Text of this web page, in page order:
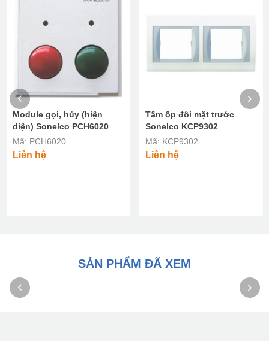
Module gọi, hủy (hiện
diện) Sonelco PCH6020
Mã: PCH6020
Liên hệ
Tấm ốp đôi mặt trước
Sonelco KCP9302
Mã: KCP9302
Liên hệ
SẢN PHẨM ĐÃ XEM